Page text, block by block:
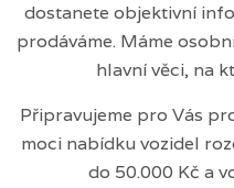
dostanete objektivní
prodáváme. Máme
hlavní věci, na
Připravujeme pro Vás
moci nabídku vozidel
do 50.000 Kč a